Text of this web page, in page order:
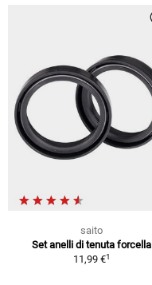
saito
Set anelli di tenuta forcella
11,99 €1